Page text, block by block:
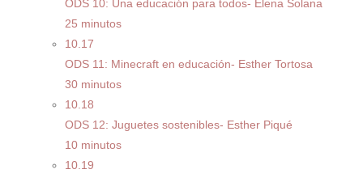
ODS 10: Una educación para todos- Elena Solana
25 minutos
10.17
ODS 11: Minecraft en educación- Esther Tortosa
30 minutos
10.18
ODS 12: Juguetes sostenibles- Esther Piqué
10 minutos
10.19